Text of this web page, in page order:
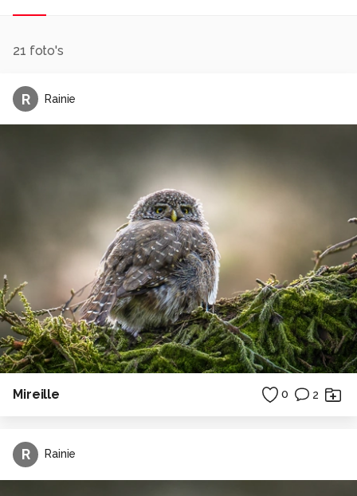
21 foto's
R Rainie
Mireille 0 2
R Rainie